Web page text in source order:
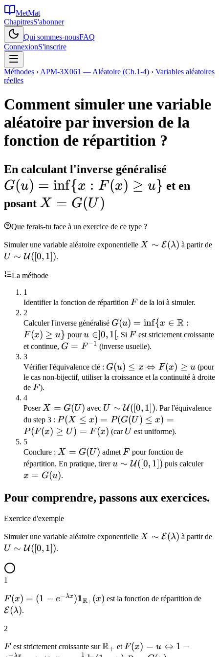
MetMat
ChapitresS'abonner
Qui sommes-nousFAQ
ConnexionS'inscrire
Méthodes › APM-3X061 — Aléatoire (Ch.1-4) › Variables aléatoires
réelles
Comment simuler une variable
aléatoire par inversion de la
fonction de répartition ?
En calculant l'inverse généralisé
=
\geq
G(u) = inf{x : F (x) ≥ u} et en
posant X =
G(U)
X = G(U )
Que ferais-tu face à un exercice de ce type ?
Simuler une variable aléatoire exponentielle X \sim
X ∼ E(λ) à partir de
U ∼ U([0, 1]).
La méthode
1
Identifier la fonction de répartition F
F de la loi à simuler.
2
Calculer l'inverse généralisé G(u) = \inf\
{x \in
\mathbb{R}
u\}
G(u) = inf{x ∈ R :
F (x) ≥ u} pouru
\in
u ∈]0, 1[. Si F
Fest strictement croissante
et continue, G =
G = F −1 (inverse usuelle).
3
Vérifier l'équivalence clé : G(u) \leq x
\Leftrightarrow
G(u) ≤ x ⇔ F(x) ≥ u(pour
le cas non-bijectif, utiliser la croissance et la continuité à droite
de F
F ).
4
PoserX =
G(U)
X = G(U) avec U \sim
\mathcal{U}
([0,1])
U ∼ U([0, 1]). Par l'équivalence
du step 3 : P(X
\leq x)
P(G(U)
\leq x)
=
\geq
F(x)
P(X ≤ x) = P(G(U ) ≤ x) =
P(F(x) ≥ U) = F (x) (car U
U est uniforme).
5
Conclure : X =
G(U)
X = G(U) admet F
F pour fonction de
répartition. En pratique, tireru \sim
u ∼ U([0, 1]) puis calculerx =
x = G(u).
Pour comprendre, passons aux exercices.
Exercice d'exemple
Simuler une variable aléatoire exponentielle X \sim
X ∼ E(λ) à partir de
U ∼ U([0, 1]).
1
F(x) = (1 - e^{-\lambda
x})\mathbf{1}_{\mathbb{R}_+}
F (x) = (1 − e−λx)1R+ (x) est la fonction de répartition de
E(λ).
2
F
F est strictement croissante sur\mathbb{R}_+
R+ et F(x) = u
F(x) = u ⇔ 1 −
−λx 1